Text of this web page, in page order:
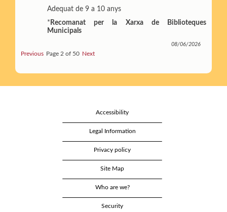
Adequat de 9 a 10 anys
* Recomanat per la Xarxa de Biblioteques
Municipals
08/06/2026
Previous Page 2 of 50 Next
Accessibility
Legal Information
Privacy policy
Site Map
Who are we?
Security